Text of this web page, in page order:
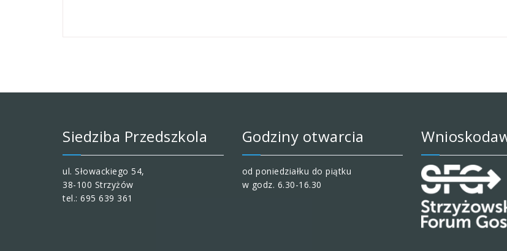
Siedziba Przedszkola
ul. Słowackiego 54,
38-100 Strzyżów
tel.: 695 639 361
Godziny otwarcia
od poniedziałku do piątku
w godz. 6.30-16.30